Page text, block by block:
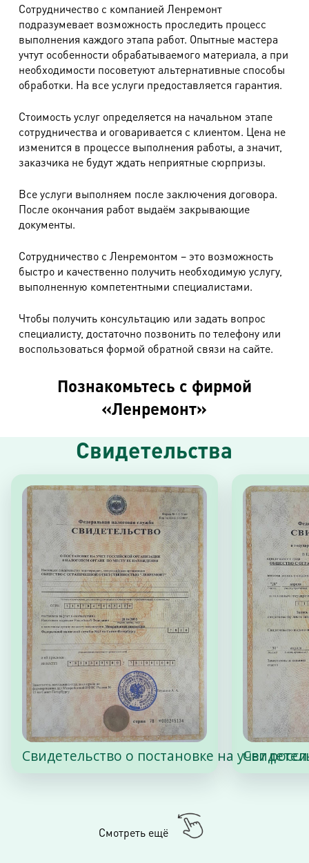
Сотрудничество с компанией Ленремонт
подразумевает возможность проследить процесс
выполнения каждого этапа работ. Опытные мастера
учтут особенности обрабатываемого материала, а при
необходимости посоветуют альтернативные способы
обработки. На все услуги предоставляется гарантия.
Стоимость услуг определяется на начальном этапе
сотрудничества и оговаривается с клиентом. Цена не
изменится в процессе выполнения работы, а значит,
заказчика не будут ждать неприятные сюрпризы.
Все услуги выполняем после заключения договора.
После окончания работ выдаём закрывающие
документы.
Сотрудничество с Ленремонтом – это возможность
быстро и качественно получить необходимую услугу,
выполненную компетентными специалистами.
Чтобы получить консультацию или задать вопрос
специалисту, достаточно позвонить по телефону или
воспользоваться формой обратной связи на сайте.
Познакомьтесь с фирмой
«Ленремонт»
Свидетельства
Свидетельство о постановке на учет
Смотреть ещё